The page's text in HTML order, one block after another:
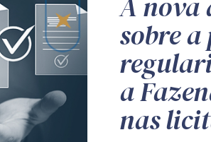
sobre
a
nas